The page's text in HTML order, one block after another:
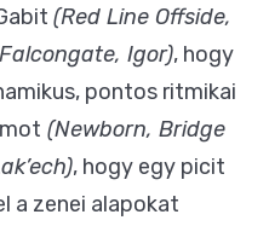
(Red Line Offside,
Igor), hogy
pontos ritmikai
(Newborn, Bridge
, hogy egy picit
a zenei alapokat